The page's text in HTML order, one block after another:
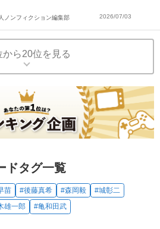
ノンフィクション編集部 2026/07/03
から20位を見る
ドタグ一覧
苗 #後藤真希 #森岡毅
#城彰二
雄一郎 #亀和田武